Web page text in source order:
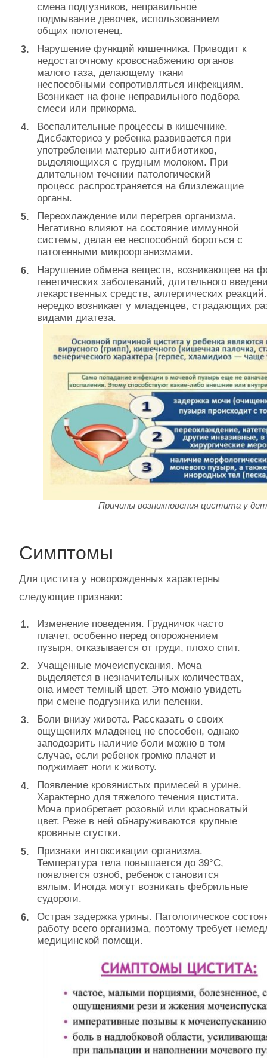
смена подгузников, неправильное
подмывание девочек, использованием
общих полотенец.
Нарушение функций кишечника. Приводит к
недостаточному кровоснабжению органов
малого таза, делающему ткани
неспособными сопротивляться инфекциям.
Возникает на фоне неправильного подбора
смеси или прикорма.
Воспалительные процессы в кишечнике.
Дисбактериоз у ребенка развивается при
употреблении матерью антибиотиков,
выделяющихся с грудным молоком. При
длительном течении патологический
процесс распространяется на близлежащие
органы.
Переохлаждение или перегрев организма.
Негативно влияют на состояние иммунной
системы, делая ее неспособной бороться с
патогенными микроорганизмами.
Нарушение обмена веществ, возникающее на
генетических заболеваний, длительного
лекарственных средств, аллергических
нередко возникает у младенцев, страдающих
видами диатеза.
Причины возникновения цистита у
Симптомы
Для цистита у новорожденных характерны
следующие признаки:
Изменение поведения. Грудничок часто
плачет, особенно перед опорожнением
пузыря, отказывается от груди, плохо спит.
Учащенные мочеиспускания. Моча
выделяется в незначительных количествах,
она имеет темный цвет. Это можно увидеть
при смене подгузника или пеленки.
Боли внизу живота. Рассказать о своих
ощущениях младенец не способен, однако
заподозрить наличие боли можно в том
случае, если ребенок громко плачет и
поджимает ноги к животу.
Появление кровянистых примесей в урине.
Характерно для тяжелого течения цистита.
Моча приобретает розовый или красноватый
цвет. Реже в ней обнаруживаются крупные
кровяные сгустки.
Признаки интоксикации организма.
Температура тела повышается до 39°С,
появляется озноб, ребенок становится
вялым. Иногда могут возникать фебрильные
судороги.
Острая задержка урины. Патологическое
работу всего организма, поэтому требует
медицинской помощи.